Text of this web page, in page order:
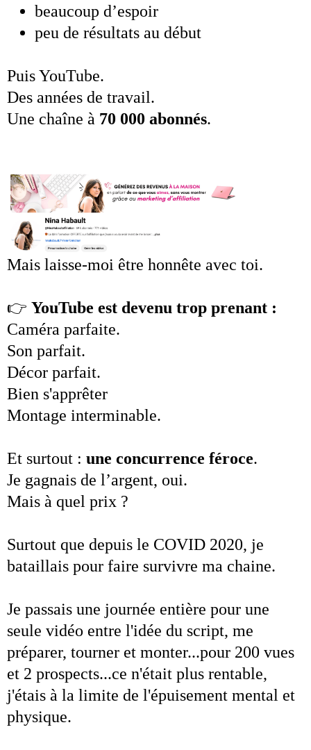
beaucoup d’espoir
peu de résultats au début
Puis YouTube.
Des années de travail.
Une chaîne à 70 000 abonnés.
Mais laisse-moi être honnête avec toi.
👉 YouTube est devenu trop prenant :
Caméra parfaite.
Son parfait.
Décor parfait.
Bien s'apprêter
Montage interminable.
Et surtout : une concurrence féroce.
Je gagnais de l’argent, oui.
Mais à quel prix ?
Surtout que depuis le COVID 2020, je
bataillais pour faire survivre ma chaine.
Je passais une journée entière pour une
seule vidéo entre l'idée du script, me
préparer, tourner et monter...pour 200 vues
et 2 prospects...ce n'était plus rentable,
j'étais à la limite de l'épuisement mental et
physique.